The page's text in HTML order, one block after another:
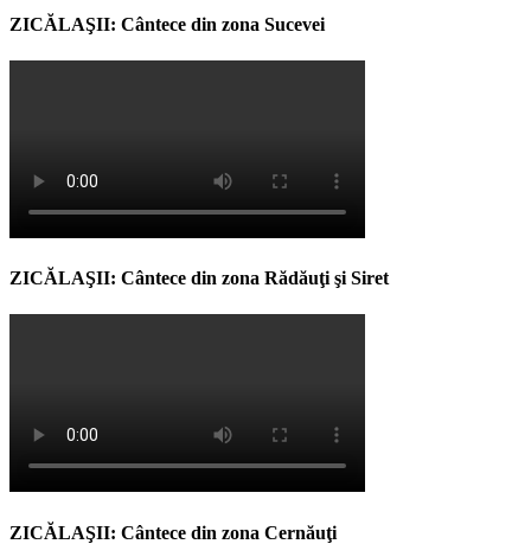
ZICĂLAŞII: Cântece din zona Sucevei
ZICĂLAŞII: Cântece din zona Rădăuţi şi Siret
ZICĂLAŞII: Cântece din zona Cernăuţi